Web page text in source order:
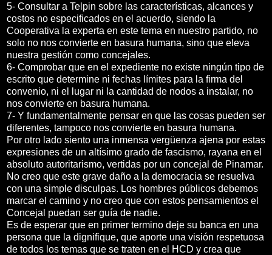
5- Consultar a Telpin sobre las características, alcances y
costos no especificados en el acuerdo, siendo la
Cooperativa la experta en este tema en nuestro partido, no
solo no nos convierte en basura humana, sino que eleva
nuestra gestión como concejales.
6- Comprobar que en el expediente no existe ningún tipo de
escrito que determine ni fechas límites para la firma del
convenio, ni el lugar ni la cantidad de nodos a instalar, no
nos convierte en basura humana.
7- Y fundamentalmente pensar en que las cosas pueden ser
diferentes, tampoco nos convierte en basura humana.
Por otro lado siento una inmensa vergüenza ajena por estas
expresiones de un altísimo grado de fascismo, rayana en el
absoluto autoritarismo, vertidas por un concejal de Pinamar.
No creo que este grave daño a la democracia se resuelva
con una simple disculpas. Los hombres públicos debemos
marcar el camino y no creo que con estos pensamientos el
Concejal puedan ser guía de nadie.
Es de esperar que en primer termino deje su banca en una
persona que la dignifique, que aporte una visión respetuosa
de todos los temas que se traten en el HCD y crea que